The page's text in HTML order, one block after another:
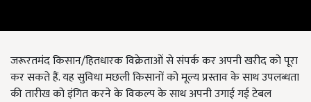
जरूरतमंद किसान/हितधारक विक्रेताओं से संपर्क कर अपनी खरीद को पूरा
कर सकते हैं. यह सुविधा मछली किसानों को मूल्य प्रस्ताव के साथ उपलब्धता
की तारीख को इंगित करने के विकल्प के साथ अपनी उगाई गई टेबल